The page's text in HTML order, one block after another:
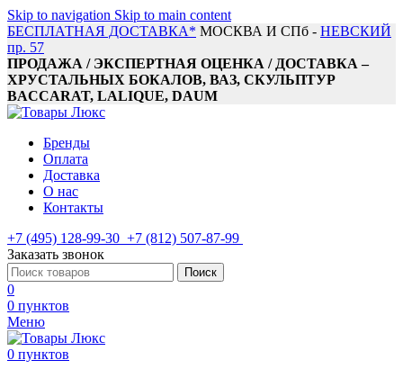
Skip to navigation Skip to main content
БЕСПЛАТНАЯ ДОСТАВКА* МОСКВА И СПб - НЕВСКИЙ
пр. 57
ПРОДАЖА / ЭКСПЕРТНАЯ ОЦЕНКА / ДОСТАВКА –
ХРУСТАЛЬНЫХ БОКАЛОВ, ВАЗ, СКУЛЬПТУР
BACCARAT, LALIQUE, DAUM
Бренды
Оплата
Доставка
О нас
Контакты
+7 (495) 128-99-30 +7 (812) 507-87-99
Заказать звонок
Поиск
0
0 пунктов
Меню
0 пунктов